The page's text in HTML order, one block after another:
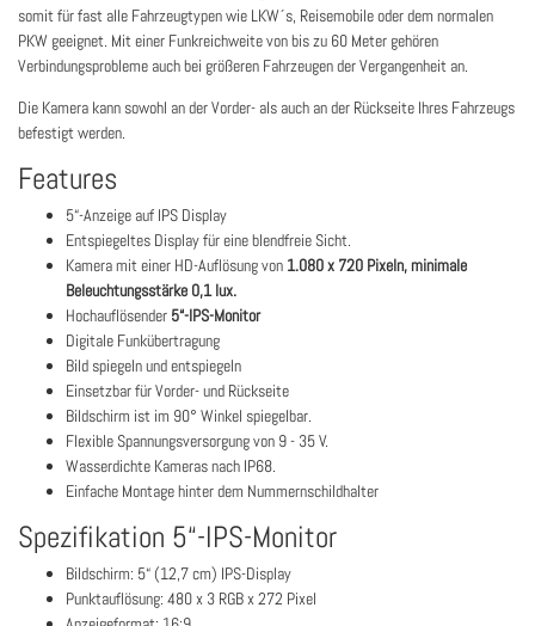
somit für fast alle Fahrzeugtypen wie LKW´s, Reisemobile oder dem normalen
PKW geeignet. Mit einer Funkreichweite von bis zu 60 Meter gehören
Verbindungsprobleme auch bei größeren Fahrzeugen der Vergangenheit an.
Die Kamera kann sowohl an der Vorder- als auch an der Rückseite Ihres Fahrzeugs
befestigt werden.
Features
5“-Anzeige auf IPS Display
Entspiegeltes Display für eine blendfreie Sicht.
Kamera mit einer HD-Auflösung von 1.080 x 720 Pixeln, minimale
Beleuchtungsstärke 0,1 lux.
Hochauflösender 5“-IPS-Monitor
Digitale Funkübertragung
Bild spiegeln und entspiegeln
Einsetzbar für Vorder- und Rückseite
Bildschirm ist im 90° Winkel spiegelbar.
Flexible Spannungsversorgung von 9 - 35 V.
Wasserdichte Kameras nach IP68.
Einfache Montage hinter dem Nummernschildhalter
Spezifikation 5“-IPS-Monitor
Bildschirm: 5“ (12,7 cm) IPS-Display
Punktauflösung: 480 x 3 RGB x 272 Pixel